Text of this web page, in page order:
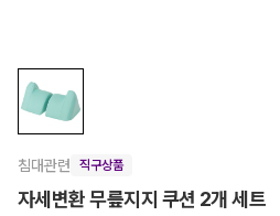
침대관련 직구상품
자세변환 무릎지지 쿠션 2개 세트